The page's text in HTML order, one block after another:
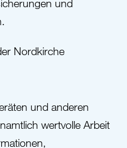
und
Nordkirche
und anderen
wertvolle Arbeit